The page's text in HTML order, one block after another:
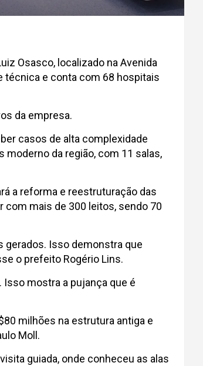
Osasco, localizado na Avenida
técnica e conta com 68 hospitais
da empresa.
casos de alta complexidade
da região, com 11 salas,
a reforma e reestruturação das
com mais de 300 leitos, sendo 70
gerados. Isso demonstra que
o prefeito Rogério Lins.
mostra a pujança que é
milhões na estrutura antiga e
Moll.
guiada, onde conheceu as alas